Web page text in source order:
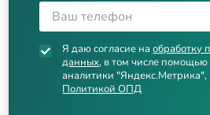
Я даю согласие наобработку
данных, в том числе помощью
аналитики "Яндекс.Метрика",
Политикой ОПД